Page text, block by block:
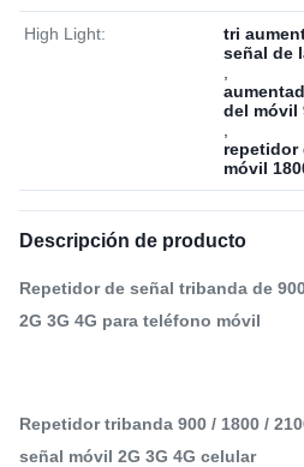
High Light:
tri
señal de
del móvil
repetidor
móvil
Descripción de producto
Repetidor de señal tribanda de
2G 3G 4G para teléfono móvil
Repetidor tribanda 900 / 1800 /
señal móvil 2G 3G 4G celular